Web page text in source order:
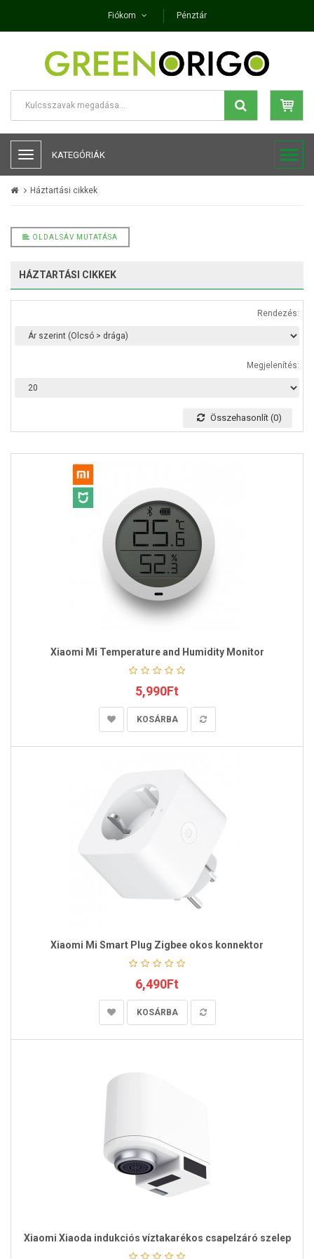
Fiókom Pénztár
KATEGÓRIÁK
Háztartási cikkek
OLDALSÁV MUTATÁSA
HÁZTARTÁSI CIKKEK
Rendezés:
Megjelenítés:
Összehasonlít (0)
Xiaomi Mi Temperature and Humidity Monitor
5,990Ft
KOSÁRBA
Xiaomi Mi Smart Plug Zigbee okos konnektor
6,490Ft
KOSÁRBA
Xiaomi Xiaoda indukciós víztakarékos csapelzáró szelep